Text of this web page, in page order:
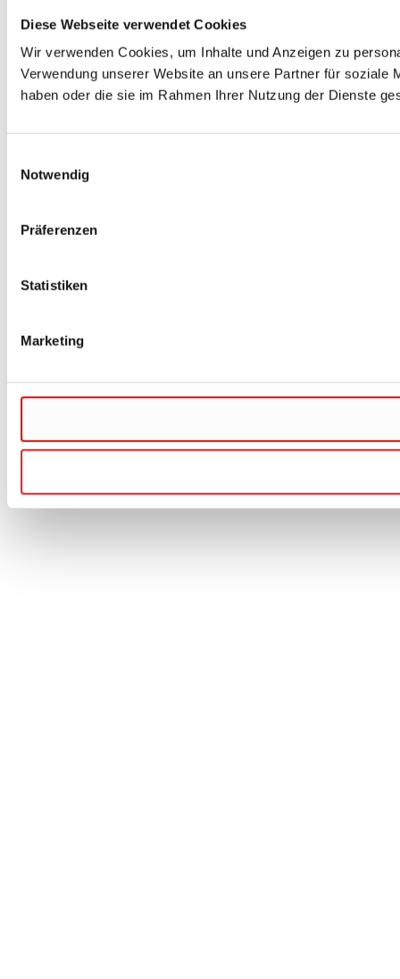
Diese Webseite verwendet Cookies
Wir verwenden Cookies, um Inhalte und Anzeigen zu
Verwendung unserer Website an unsere Partner für soziale
haben oder die sie im Rahmen Ihrer Nutzung der Dienste
Notwendig
Präferenzen
Statistiken
Marketing